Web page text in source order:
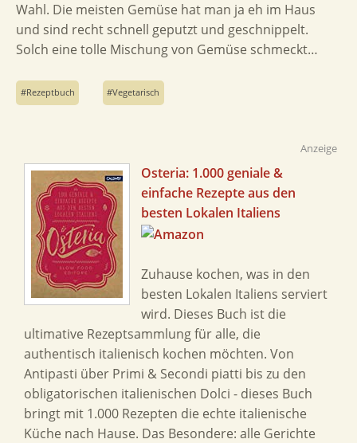
Wahl. Die meisten Gemüse hat man ja eh im Haus
und sind recht schnell geputzt und geschnippelt.
Solch eine tolle Mischung von Gemüse schmeckt…
Rezeptbuch Vegetarisch
Anzeige
Osteria: 1.000 geniale &
einfache Rezepte aus den
besten Lokalen Italiens
Zuhause kochen, was in den
besten Lokalen Italiens serviert
wird. Dieses Buch ist die
ultimative Rezeptsammlung für alle, die
authentisch italienisch kochen möchten. Von
Antipasti über Primi & Secondi piatti bis zu den
obligatorischen italienischen Dolci - dieses Buch
bringt mit 1.000 Rezepten die echte italienische
Küche nach Hause. Das Besondere: alle Gerichte